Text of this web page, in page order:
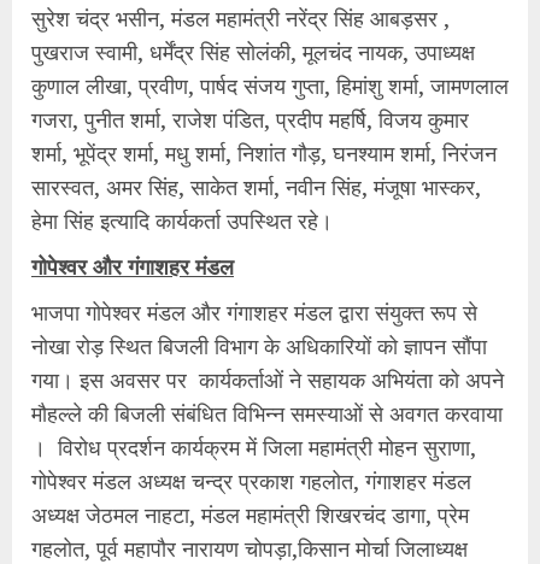
सुरेश चंद्र भसीन, मंडल महामंत्री नरेंद्र सिंह आबड़सर ,
पुखराज स्वामी, धर्मेंद्र सिंह सोलंकी, मूलचंद नायक, उपाध्यक्ष
कुणाल लीखा, प्रवीण, पार्षद संजय गुप्ता, हिमांशु शर्मा, जामणलाल
गजरा, पुनीत शर्मा, राजेश पंडित, प्रदीप महर्षि, विजय कुमार
शर्मा, भूपेंद्र शर्मा, मधु शर्मा, निशांत गौड़, घनश्याम शर्मा, निरंजन
सारस्वत, अमर सिंह, साकेत शर्मा, नवीन सिंह, मंजूषा भास्कर,
हेमा सिंह इत्यादि कार्यकर्ता उपस्थित रहे।
गोपेश्वर और गंगाशहर मंडल
भाजपा गोपेश्वर मंडल और गंगाशहर मंडल द्वारा संयुक्त रूप से
नोखा रोड़ स्थित बिजली विभाग के अधिकारियों को ज्ञापन सौंपा
गया। इस अवसर पर कार्यकर्ताओं ने सहायक अभियंता को अपने
मौहल्ले की बिजली संबंधित विभिन्न समस्याओं से अवगत करवाया
। विरोध प्रदर्शन कार्यक्रम में जिला महामंत्री मोहन सुराणा,
गोपेश्वर मंडल अध्यक्ष चन्द्र प्रकाश गहलोत, गंगाशहर मंडल
अध्यक्ष जेठमल नाहटा, मंडल महामंत्री शिखरचंद डागा, प्रेम
गहलोत, पूर्व महापौर नारायण चोपड़ा,किसान मोर्चा जिलाध्यक्ष